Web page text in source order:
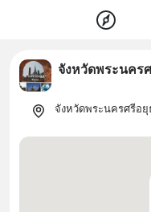
จังหวัดพระนคร
จังหวัดพระนครศรีอยุ